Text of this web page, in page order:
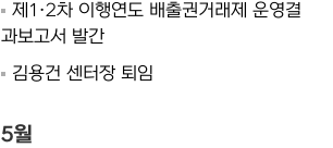
제1·2차 이행연도 배출권거래제 운영결
과보고서 발간
김용건 센터장 퇴임
5월